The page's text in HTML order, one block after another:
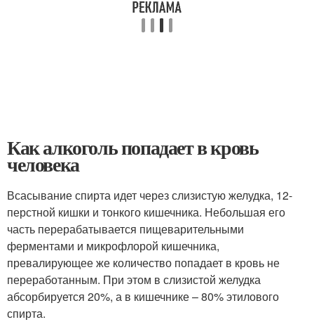
Как алкоголь попадает в кровь
человека
Всасывание спирта идет через слизистую желудка, 12-
перстной кишки и тонкого кишечника. Небольшая его
часть перерабатывается пищеварительными
ферментами и микрофлорой кишечника,
превалирующее же количество попадает в кровь не
переработанным. При этом в слизистой желудка
абсорбируется 20%, а в кишечнике – 80% этилового
спирта.